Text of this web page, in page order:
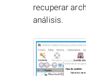
recuperar
análisis.